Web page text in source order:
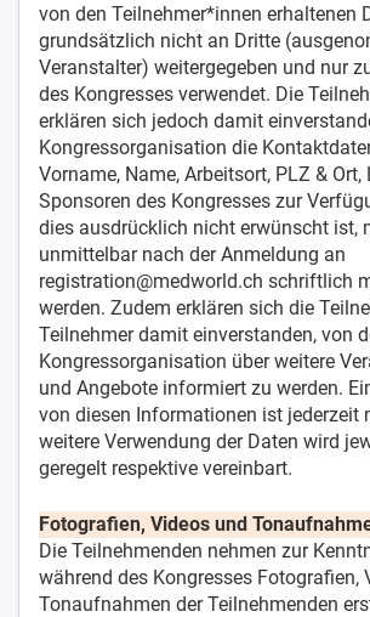
von den Teilnehmer*innen erhaltenen
grundsätzlich nicht an Dritte
Veranstalter) weitergegeben und nur
des Kongresses verwendet. Die
erklären sich jedoch damit
Kongressorganisation die
Vorname, Name, Arbeitsort, PLZ & Ort,
Sponsoren des Kongresses zur
dies ausdrücklich nicht erwünscht ist,
unmittelbar nach der Anmeldung an
registration@medworld.ch schriftlich
werden. Zudem erklären sich die
Teilnehmer damit einverstanden, von
Kongressorganisation über weitere
und Angebote informiert zu werden.
von diesen Informationen ist jederzeit
weitere Verwendung der Daten wird
geregelt respektive vereinbart.
Fotografien, Videos und
Die Teilnehmenden nehmen zur
während des Kongresses Fotografien,
Tonaufnahmen der Teilnehmenden